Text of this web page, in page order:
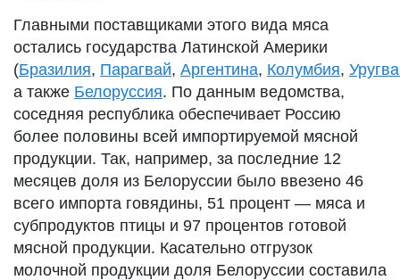
Главными поставщиками этого вида мяса
остались государства Латинской Америки
(Бразилия, Парагвай, Аргентина, Колумбия,
а также Белоруссия. По данным ведомства,
соседняя республика обеспечивает Россию
более половины всей импортируемой мясной
продукции. Так, например, за последние 12
месяцев доля из Белоруссии было ввезено 46
всего импорта говядины, 51 процент — мяса и
субпродуктов птицы и 97 процентов готовой
мясной продукции. Касательно отгрузок
молочной продукции доля Белоруссии составила